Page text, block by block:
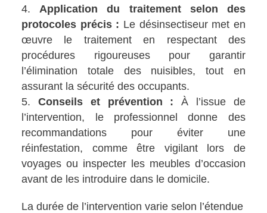
Application du traitement selon des
protocoles précis : Le désinsectiseur met en
œuvre le traitement en respectant des
procédures rigoureuses pour garantir
l’élimination totale des nuisibles, tout en
assurant la sécurité des occupants.
Conseils et prévention : À l’issue de
l’intervention, le professionnel donne des
recommandations pour éviter une
réinfestation, comme être vigilant lors de
voyages ou inspecter les meubles d’occasion
avant de les introduire dans le domicile.
La durée de l’intervention varie selon l’étendue